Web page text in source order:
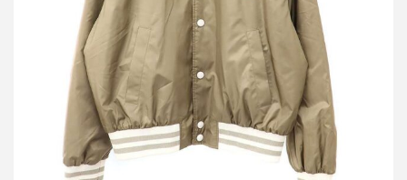
買取金額84,000円
詳しく見る